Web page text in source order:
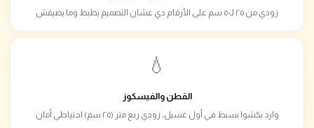
زودي من ٢٥ لـ٥٠ سم على الأرقام دي عشان التصميم يظبط وما يضيقش
💧
القطن والفيسكوز
وارد يكشوا بسيط في أول غسيل، زودي ربع متر (٢٥ سم) احتياطي أمان